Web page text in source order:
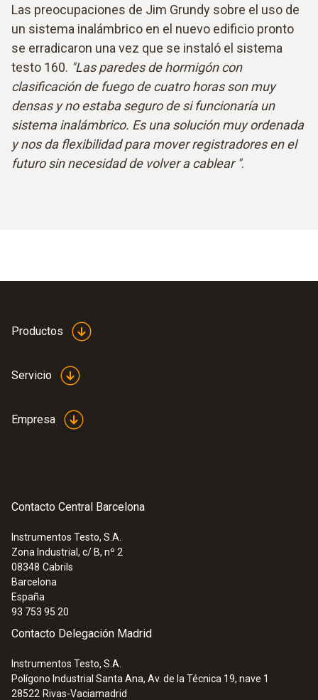
Las preocupaciones de Jim Grundy sobre el uso de
un sistema inalámbrico en el nuevo edificio pronto
se erradicaron una vez que se instaló el sistema
testo 160. "Las paredes de hormigón con
clasificación de fuego de cuatro horas son muy
densas y no estaba seguro de si funcionaría un
sistema inalámbrico. Es una solución muy ordenada
y nos da flexibilidad para mover registradores en el
futuro sin necesidad de volver a cablear ".
Productos
Servicio
Empresa
Contacto Central Barcelona
Instrumentos Testo, S.A.
Zona Industrial, c/ B, nº 2
08348 Cabrils
Barcelona
España
93 753 95 20
Contacto Delegación Madrid
Instrumentos Testo, S.A.
Polígono Industrial Santa Ana, Av. de la Técnica 19, nave 1
28522 Rivas-Vaciamadrid